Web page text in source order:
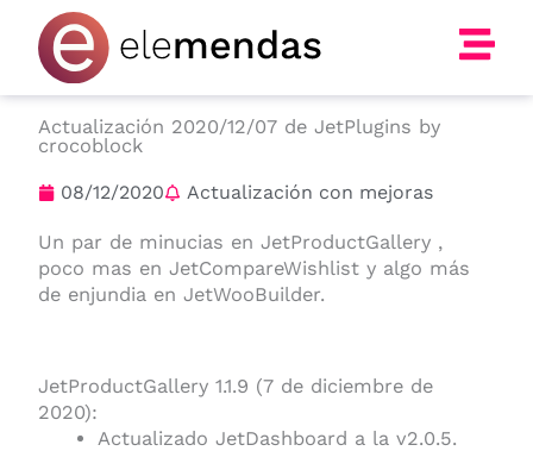
contenido
Actualización 2020/12/07 de JetPlugins by
crocoblock
08/12/2020 Actualización con mejoras
Un par de minucias en JetProductGallery ,
poco mas en JetCompareWishlist y algo más
de enjundia en JetWooBuilder.
JetProductGallery 1.1.9 (7 de diciembre de
2020):
Actualizado JetDashboard a la v2.0.5.